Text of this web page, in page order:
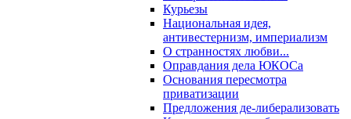
Курьезы
Национальная идея,
антивестернизм, империализм
О странностях любви...
Оправдания дела ЮКОСа
Основания пересмотра
приватизации
Предложения де-либерализовать